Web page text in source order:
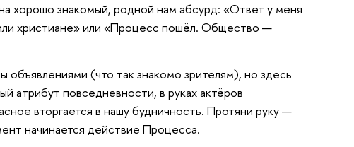
хорошо знакомый, родной нам абсурд: «Ответ у меня
христиане» или «Процесс пошёл. Общество —
(что так знакомо зрителям), но здесь
атрибут повседневности, в руках актёров
вторгается в нашу будничность. Протяни руку —
начинается действие Процесса.